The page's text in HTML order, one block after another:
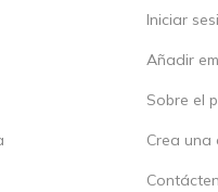
Iniciar
Añadir
Sobre el
Crea una